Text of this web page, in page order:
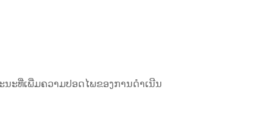
ນະທີ່ເພີ່ມຄວາມປອດໄພຂອງການດໍາເນີນ